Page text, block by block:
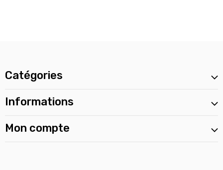
Catégories
Informations
Mon compte